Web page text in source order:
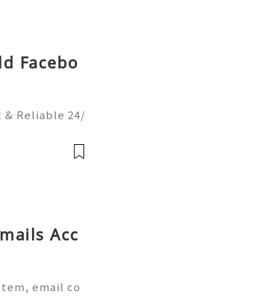
Facebo
& Reliable 24/
Acc
email co